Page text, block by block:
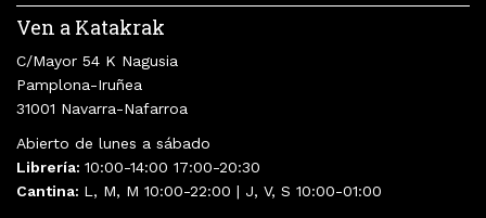
Ven a Katakrak
C/Mayor 54 K Nagusia
Pamplona-Iruñea
31001 Navarra-Nafarroa
Abierto de lunes a sábado
Librería: 10:00-14:00 17:00-20:30
Cantina: L, M, M 10:00-22:00 | J, V, S 10:00-01:00